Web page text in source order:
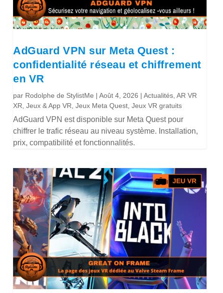
AdGuard VPN sur Meta Quest :
confidentialité réseau et chiffrement
en VR
par Rodolphe de StylistMe |Août 4, 2026 |Actualités ,AR VR
XR ,Jeux & App VR ,Jeux Meta Quest ,Jeux VR gratuits
AdGuard VPN est disponible sur Meta Quest pour
chiffrer le trafic réseau au niveau système. Installation,
prix, compatibilité et fonctionnalités.